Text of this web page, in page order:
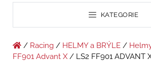
KATEGORIE
/ Racing / HELMY a BRÝLE /
FF901 Advant X/ LS2 FF901 ADVANT